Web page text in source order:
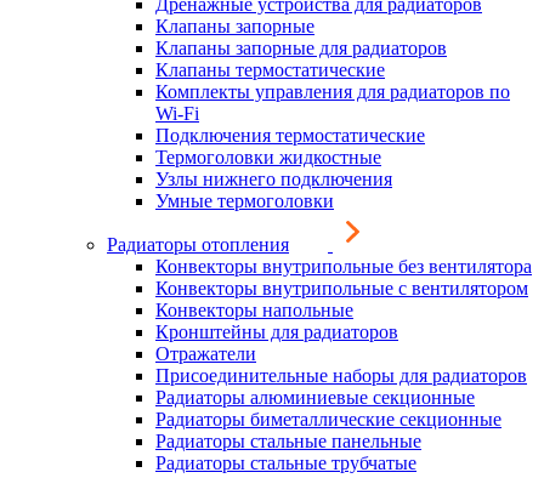
Дренажные устройства для радиаторов
Клапаны запорные
Клапаны запорные для радиаторов
Клапаны термостатические
Комплекты управления для радиаторов по
Wi-Fi
Подключения термостатические
Термоголовки жидкостные
Узлы нижнего подключения
Умные термоголовки
Радиаторы отопления
Конвекторы внутрипольные без вентилятора
Конвекторы внутрипольные с вентилятором
Конвекторы напольные
Кронштейны для радиаторов
Отражатели
Присоединительные наборы для радиаторов
Радиаторы алюминиевые секционные
Радиаторы биметаллические секционные
Радиаторы стальные панельные
Радиаторы стальные трубчатые